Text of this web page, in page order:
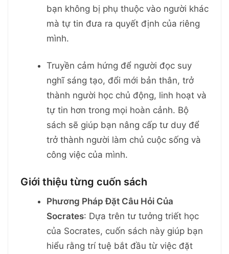
bạn không bị phụ thuộc vào người khác
mà tự tin đưa ra quyết định của riêng
mình.
Truyền cảm hứng để người đọc suy
nghĩ sáng tạo, đổi mới bản thân, trở
thành người học chủ động, linh hoạt và
tự tin hơn trong mọi hoàn cảnh. Bộ
sách sẽ giúp bạn nâng cấp tư duy để
trở thành người làm chủ cuộc sống và
công việc của mình.
Giới thiệu từng cuốn sách
Phương Pháp Đặt Câu Hỏi Của
Socrates: Dựa trên tư tưởng triết học
của Socrates, cuốn sách này giúp bạn
hiểu rằng trí tuệ bắt đầu từ việc đặt